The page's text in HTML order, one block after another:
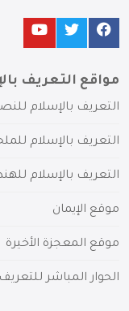
مواقع التعريف
التعريف بالإسلام
التعريف بالإسلام
التعريف بالإسلام
موقع الإيمان
موقع المعجزة الأخيرة
الحوار المباشر